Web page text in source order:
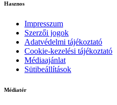
Hasznos
Impresszum
Szerzői jogok
Adatvédelmi tájékoztató
Cookie-kezelési tájékoztató
Médiaajánlat
Sütibeállítások
Médiatér